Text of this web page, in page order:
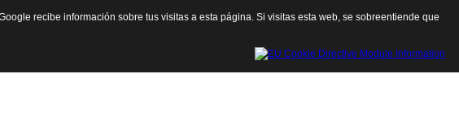
Cerrar esta ventana
recibe información sobre tus visitas a esta página. Si visitas esta web, se sobreentiende que